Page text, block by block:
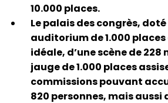
10.000 places.
Le palais des congrès, doté
auditorium de 1.000
idéale, d’une scène de 228
jauge de 1.000 places
commissions pouvant
820 personnes, mais aussi